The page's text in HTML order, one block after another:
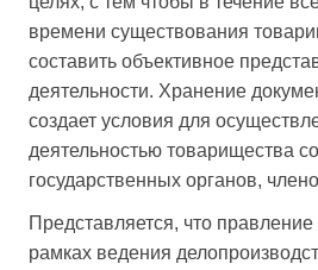
времени существования
составить объективное
деятельности. Хранение
создает условия для
деятельностью товарищества
государственных органов,
Представляется, что
рамках ведения